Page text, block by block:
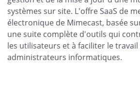
systèmes sur site. L'offre SaaS de
électronique de Mimecast, basée
une suite complète d'outils qui
les utilisateurs et à faciliter le travail
administrateurs informatiques.